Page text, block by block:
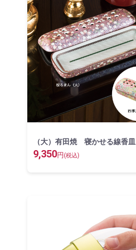
（大）有田焼 寝かせる線香皿
9,350円 (税込)